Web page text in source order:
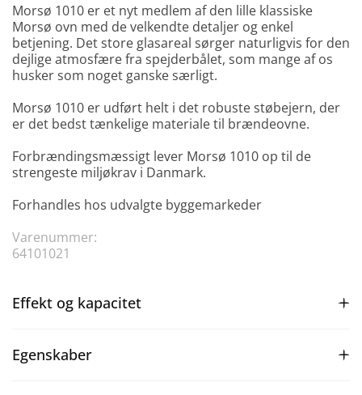
Morsø 1010 er et nyt medlem af den lille klassiske
Morsø ovn med de velkendte detaljer og enkel
betjening. Det store glasareal sørger naturligvis for den
dejlige atmosfære fra spejderbålet, som mange af os
husker som noget ganske særligt.
Morsø 1010 er udført helt i det robuste støbejern, der
er det bedst tænkelige materiale til brændeovne.
Forbrændingsmæssigt lever Morsø 1010 op til de
strengeste miljøkrav i Danmark.
Forhandles hos udvalgte byggemarkeder
Varenummer:
64101021
Effekt og kapacitet
Egenskaber